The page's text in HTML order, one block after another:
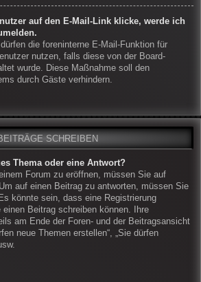
auf den E-Mail-Link klicke, werde ich
die foreninterne E-Mail-Funktion für
nutzen, falls diese von der Board-
wurde. Diese Maßnahme soll den
durch Gäste verhindern.
SCHREIBEN
Thema oder eine Antwort?
Forum zu eröffnen, müssen Sie auf
auf einen Beitrag zu antworten, müssen Sie
könnte sein, dass eine Registrierung
Beitrag schreiben können. Ihre
am Ende der Foren- und der Beitragsansicht
neue Themen erstellen“, „Sie dürfen